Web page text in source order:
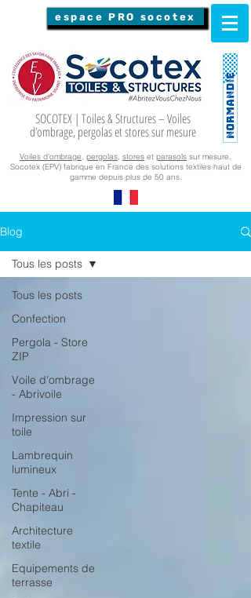
espace PRO socotex
SOCOTEX | Toiles & Structures – Voiles
d’ombrage, pergolas et stores sur mesure
Voiles d’ombrage, pergolas, stores et parasols sur mesure.
Socotex (EPV) fabrique en France des solutions textiles haut de
gamme depuis plus de 50 ans.
Blog
Tous les posts
Confection
Pergola - Store
ZIP
Voile d'ombrage
- Abrivoile
Impression sur
toile
Lambrequin
lumineux
Tente - Abri -
Chapiteau
Architecture
textile
Equipements de
terrasse
Tous les posts